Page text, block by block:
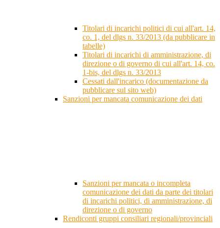
Titolari di incarichi politici di cui all'art. 14,
co. 1, del dlgs n. 33/2013 (da pubblicare in
tabelle)
Titolari di incarichi di amministrazione, di
direzione o di governo di cui all'art. 14, co.
1-bis, del dlgs n. 33/2013
Cessati dall'incarico (documentazione da
pubblicare sul sito web)
Sanzioni per mancata comunicazione dei dati
Sanzioni per mancata o incompleta
comunicazione dei dati da parte dei titolari
di incarichi politici, di amministrazione, di
direzione o di governo
Rendiconti gruppi consiliari regionali/provinciali